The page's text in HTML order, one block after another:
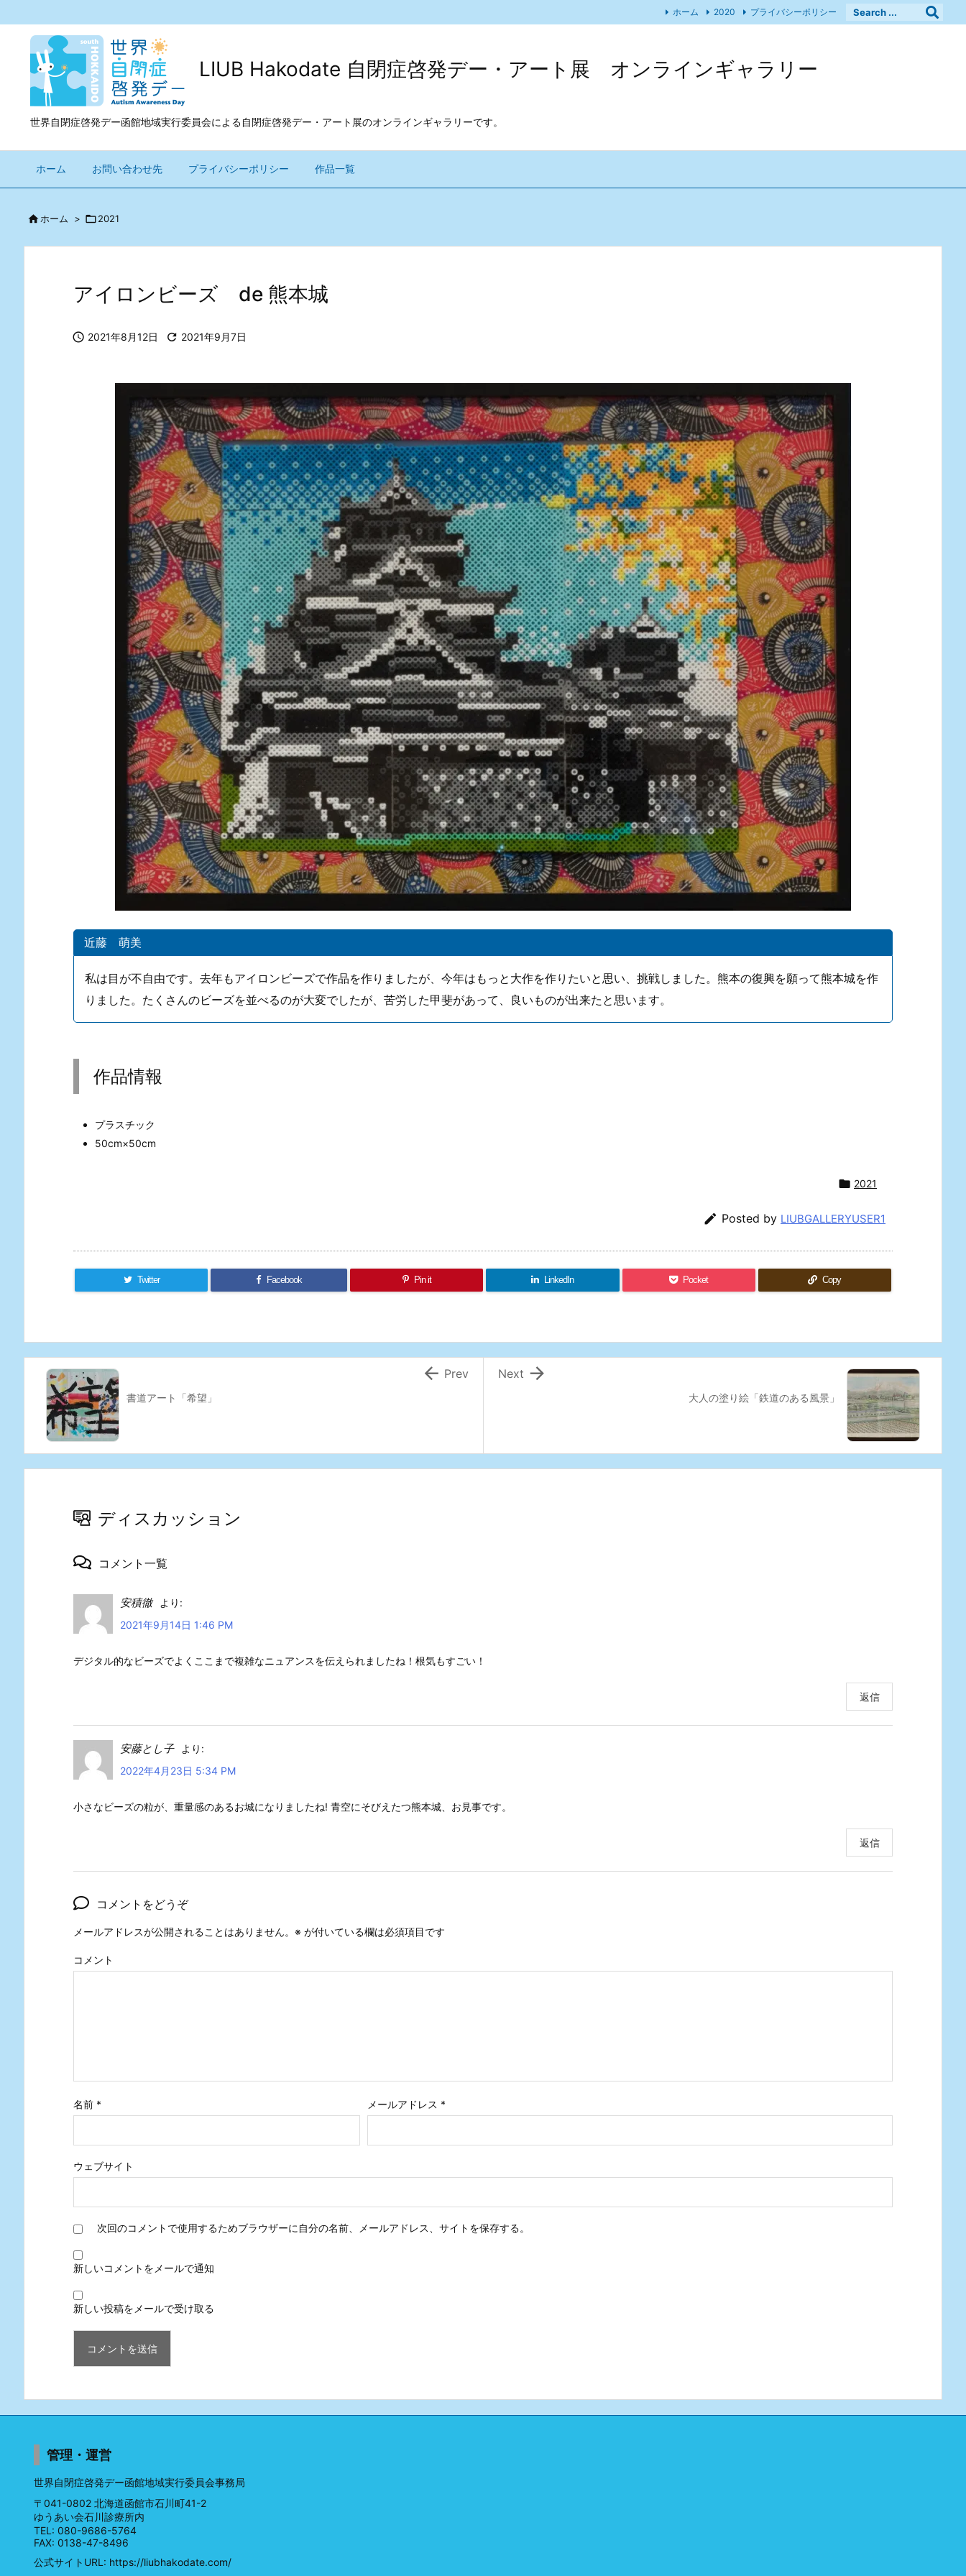
LIUB Hakodate 自閉症啓発デー・アート展 オンラインギャラリー
世界自閉症啓発デー函館地域実行委員会による自閉症啓発デー・アート展のオンラインギャラリーです。
ホーム お問い合わせ先 プライバシーポリシー 作品一覧
ホーム 2020 プライバシーポリシー
ホーム > 2021
アイロンビーズ de 熊本城
 2021年8月12日  2021年9月7日
近藤 萌美
私は目が不自由です。去年もアイロンビーズで作品を作りましたが、今年はもっと大作を作りたいと思い、挑戦しました。熊本の復興を願って熊本城を作
りました。たくさんのビーズを並べるのが大変でしたが、苦労した甲斐があって、良いものが出来たと思います。
作品情報
プラスチック
50cm×50cm
 2021
 Posted by LIUBGALLERYUSER1
Twitter Facebook Pin it LinkedIn Pocket Copy
大人の塗り絵「鉄道のある風景」

Next
書道アート「希望」
 Prev
ディスカッション
コメント一覧
安積徹
より:
2021年9月14日 1:46 PM
デジタル的なビーズでよくここまで複雑なニュアンスを伝えられましたね！根気もすごい！
返信
安藤とし子
より:
2022年4月23日 5:34 PM
小さなビーズの粒が、重量感のあるお城になりましたね! 青空にそびえたつ熊本城、お見事です。
返信
コメントをどうぞ
メールアドレスが公開されることはありません。 ※ が付いている欄は必須項目です
コメント
名前 * メールアドレス *
ウェブサイト
次回のコメントで使用するためブラウザーに自分の名前、メールアドレス、サイトを保存する。
新しいコメントをメールで通知
新しい投稿をメールで受け取る
管理・運営
世界自閉症啓発デー函館地域実行委員会事務局
〒041-0802 北海道函館市石川町41-2
ゆうあい会石川診療所内
TEL: 080-9686-5764
FAX: 0138-47-8496
公式サイトURL: https://liubhakodate.com/